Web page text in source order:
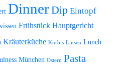
DinnerDip Eintopf
Frühstück Hauptgericht
Kräuterküche Kürbis Linsen Lunch
München Ostern Pasta